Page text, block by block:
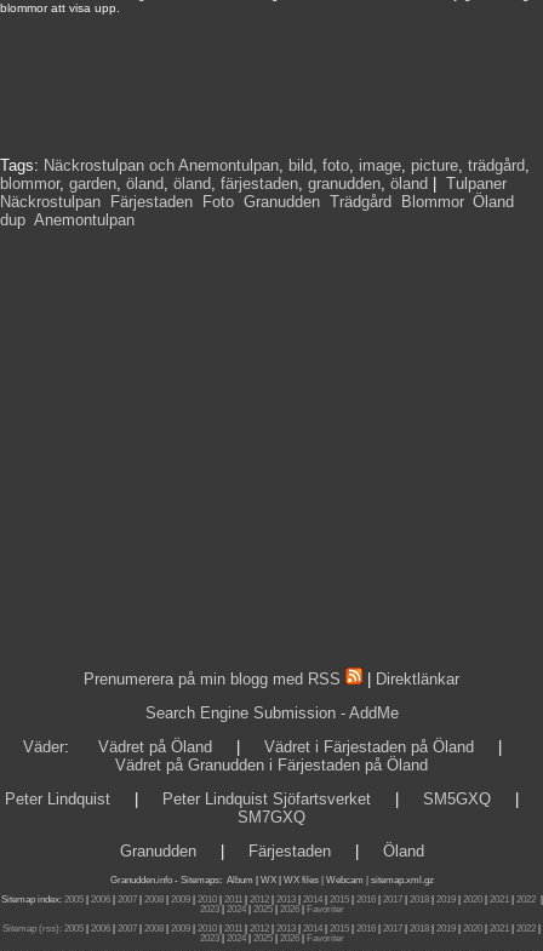
blommor att visa upp.
Tags: Näckrostulpan och Anemontulpan, bild, foto, image, picture, trädgård,
blommor, garden, öland, öland, färjestaden, granudden, öland Tulpaner,
Näckrostulpan
Färjestaden Foto Granudden Trädgård Blommor, Öland
dup Anemontulpan
Prenumerera på min blogg med RSS
Direktlänkar
Search Engine Submission - AddMe
Väder: Vädret på Öland Vädret i Färjestaden på Öland
Vädret på Granudden i Färjestaden på Öland
Peter Lindquist
Peter Lindquist Sjöfartsverket SM5GXQ
SM7GXQ
Granudden| Färjestaden| Öland
Granudden.info- Sitemaps: Album WX WX files | Webcam |
sitemap.xml.gz
Sitemap index: 2005| 2006| 2007| 2008| 2009| 2010| 2011| 2012| 2013| 2014| 2015| 2016| 2017| 2018| 2019| 2020| 2021| 2022|
2023| 2024| 2025| 2026|
Favoriter
Sitemap (rss): 2005 2006 2007 2008 2009 2010 2011 2012 2013 2014 2015 2016 2017 2018 2019 2020 2021 2022
2023| 2024| 2025| 2026|
Favoriter